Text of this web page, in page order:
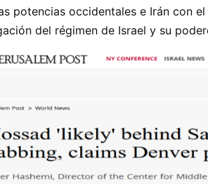
potencias occidentales e Irán con
del régimen de Israel y su